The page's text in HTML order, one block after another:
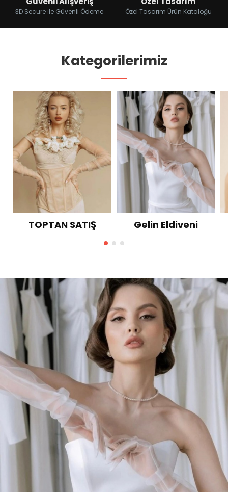
3D Secure İle Güvenli Ödeme Özel Tasarım Ürün Kataloğu
Kategorilerimiz
TOPTAN SATIŞ Gelin Eldiveni